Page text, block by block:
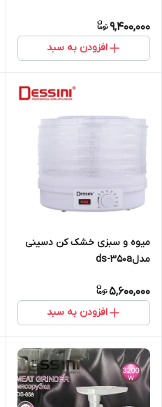
9,400,000
افزودن به سبد
میوه و سبزی خشک کن دسینی
مدلds-350a
5,600,000
افزودن به سبد